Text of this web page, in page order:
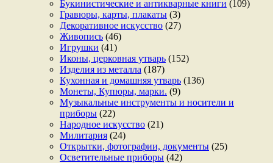
Букинистические и антикварные книги (109)
Гравюры, карты, плакаты (3)
Декоративное искусство (27)
Живопись (46)
Игрушки (41)
Иконы, церковная утварь (152)
Изделия из металла (187)
Кухонная и домашняя утварь (136)
Монеты, Купюры, марки. (9)
Музыкальные инструменты и носители и
приборы (22)
Народное искусство (21)
Милитария (24)
Открытки, фотографии, документы (25)
Осветительные приборы (42)